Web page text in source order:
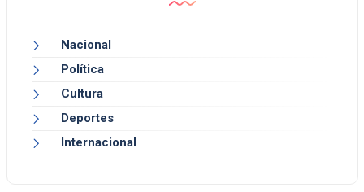
Nacional
Política
Cultura
Deportes
Internacional